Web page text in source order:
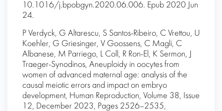
10.1016/j.bpobgyn.2020.06.006. Epub 2020 Jun
24.
P Verdyck, G Altarescu, S Santos-Ribeiro, C Vrettou, U
Koehler, G Griesinger, V Goossens, C Magli, C
Albanese, M Parriego, L Coll, R Ron-El, K Sermon, J
Traeger-Synodinos, Aneuploidy in oocytes from
women of advanced maternal age: analysis of the
causal meiotic errors and impact on embryo
development, Human Reproduction, Volume 38, Issue
12, December 2023, Pages 2526–2535,